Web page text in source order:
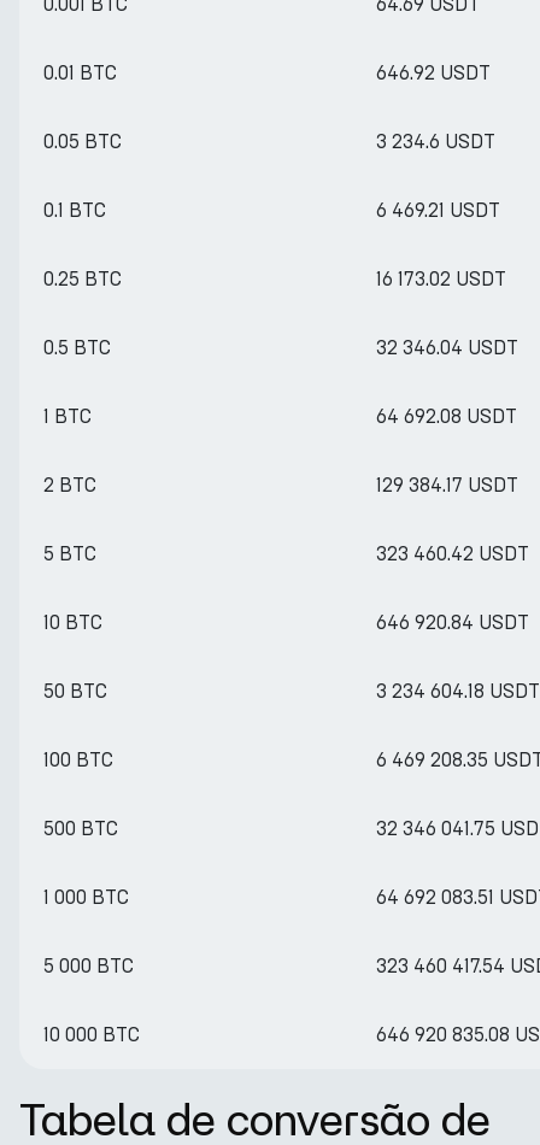
0.01 BTC 646.92 USDT
0.05 BTC 3 234.6 USDT
0.1 BTC 6 469.21 USDT
0.25 BTC 16 173.02 USDT
0.5 BTC 32 346.04 USDT
1 BTC 64 692.08 USDT
2 BTC 129 384.17 USDT
5 BTC 323 460.42 USDT
10 BTC 646 920.84 USDT
50 BTC 3 234 604.18 USDT
100 BTC 6 469 208.35
500 BTC 32 346 041.75
1 000 BTC 64 692 083.51
5 000 BTC 323 460 417.54
10 000 BTC 646 920 835.08
Tabela de conversão de